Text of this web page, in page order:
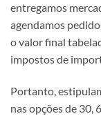
entregamos
agendamos
o valor final
impostos de
Portanto,
nas opções de